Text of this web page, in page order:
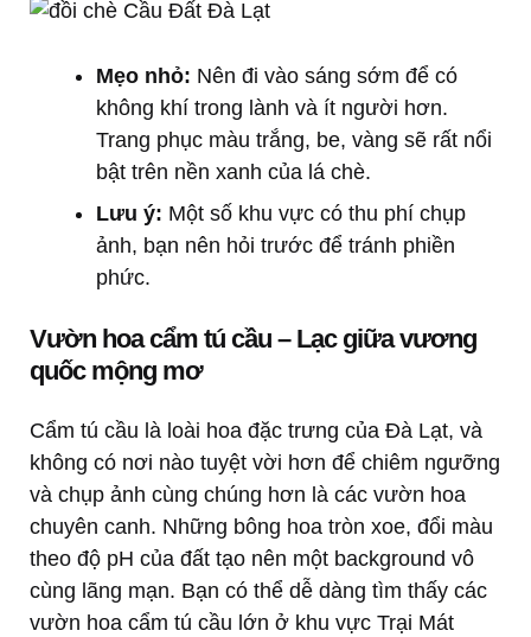
Mẹo nhỏ: Nên đi vào sáng sớm để có
không khí trong lành và ít người hơn.
Trang phục màu trắng, be, vàng sẽ rất nổi
bật trên nền xanh của lá chè.
Lưu ý: Một số khu vực có thu phí chụp
ảnh, bạn nên hỏi trước để tránh phiền
phức.
Vườn hoa cẩm tú cầu – Lạc giữa vương
quốc mộng mơ
Cẩm tú cầu là loài hoa đặc trưng của Đà Lạt, và
không có nơi nào tuyệt vời hơn để chiêm ngưỡng
và chụp ảnh cùng chúng hơn là các vườn hoa
chuyên canh. Những bông hoa tròn xoe, đổi màu
theo độ pH của đất tạo nên một background vô
cùng lãng mạn. Bạn có thể dễ dàng tìm thấy các
vườn hoa cẩm tú cầu lớn ở khu vực Trại Mát